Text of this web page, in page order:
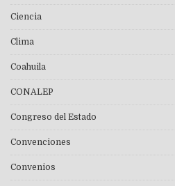
Ciencia
Clima
Coahuila
CONALEP
Congreso del Estado
Convenciones
Convenios